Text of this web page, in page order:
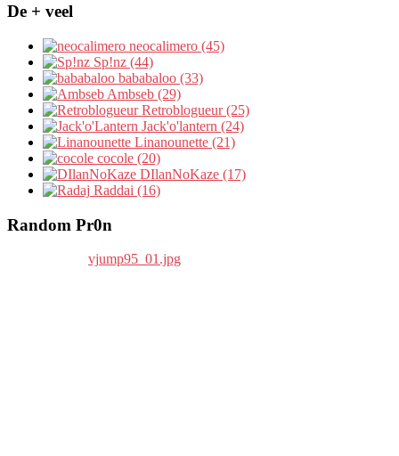
De + veel
neocalimero (45)
Sp!nz (44)
bababaloo (33)
Ambseb (29)
Retroblogueur (25)
Jack'o'lantern (24)
Linanounette (21)
cocole (20)
DIlanNoKaze (17)
Raddai (16)
Random Pr0n